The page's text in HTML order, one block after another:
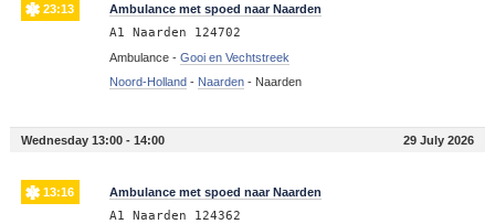
23:13 Ambulance met spoed naar Naarden
A1 Naarden 124702
Ambulance - Gooi en Vechtstreek
Noord-Holland- Naarden- Naarden
Wednesday 13:00 - 14:00 29 July 2026
13:16 Ambulance met spoed naar Naarden
A1 Naarden 124362